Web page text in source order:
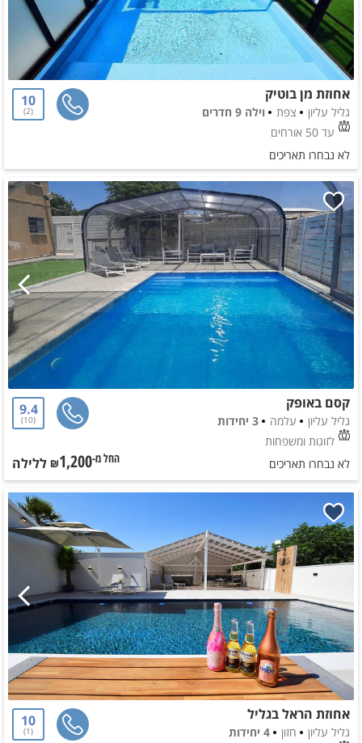
אחוזת מן בוטיק
גליל עליון צפת
וילה 9 חדרים
עד 50 אורחים
10
2
לא נבחרו תאריכים
קסם באופק
גליל עליון עלמה
3 יחידות
לזוגות ומשפחות
9.4
10
לא נבחרו תאריכים החל מ-₪1,200 ללילה
אחוזת הראל בגליל
גליל עליון חזון
4 יחידות
10
1